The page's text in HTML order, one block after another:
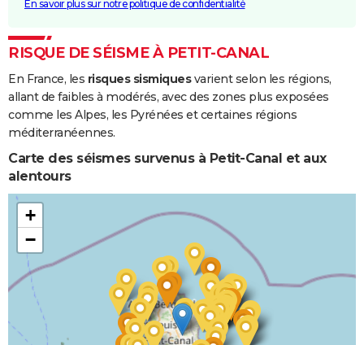
En savoir plus sur notre politique de confidentialité
RISQUE DE SÉISME À PETIT-CANAL
En France, les risques sismiquesvarient selon les régions,
allant de faibles à modérés, avec des zones plus exposées
comme les Alpes, les Pyrénées et certaines régions
méditerranéennes.
Carte des séismes survenus à Petit-Canal et aux
alentours
+
−